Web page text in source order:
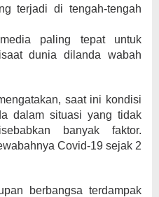
terjadi di tengah-tengah
paling tepat untuk
dunia dilanda wabah
saat ini kondisi
dalam situasi yang tidak
banyak faktor.
Covid-19 sejak 2
berbangsa terdampak